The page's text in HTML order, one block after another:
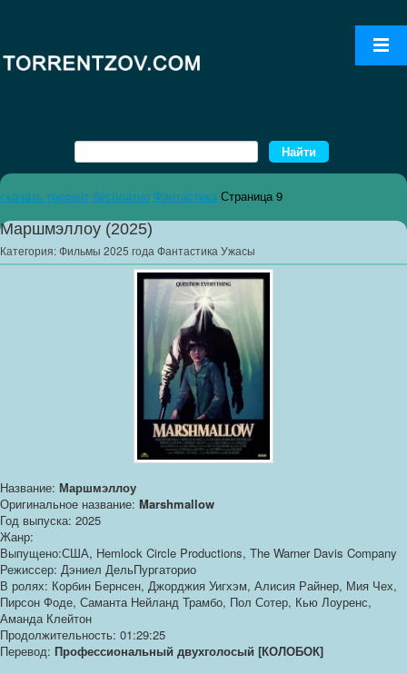
скачать торрент бесплатно Фантастика Страница 9
Маршмэллоу (2025)
Категория:Фильмы 2025 года Фантастика Ужасы
Название: Маршмэллоу
Оригинальное название: Marshmallow
Год выпуска: 2025
Жанр:
Выпущено:США, Hemlock Circle Productions, The Warner Davis Company
Режиссер: Дэниел ДельПургаторио
В ролях: Корбин Бернсен, Джорджия Уигхэм, Алисия Райнер, Мия Чех,
Пирсон Фоде, Саманта Нейланд Трамбо, Пол Сотер, Кью Лоуренс,
Аманда Клейтон
Продолжительность: 01:29:25
Перевод: Профессиональный двухголосый [КОЛОБОК]